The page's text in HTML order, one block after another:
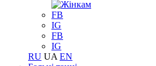
FB
IG
FB
IG
RU UA EN